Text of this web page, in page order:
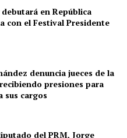
en República
con el Festival Presidente
denuncia jueces de la
presiones para
sus cargos
del PRM, Jorge